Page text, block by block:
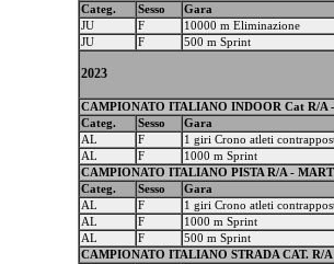
Categ.
Sesso Gara
JU
F 10000 m Eliminazione
JU
F 500 m Sprint
2023
CAMPIONATO ITALIANO INDOOR Cat R/A -
Categ.
Sesso Gara
AL
F 1 giri Crono atleti
AL
F 1000 m Sprint
CAMPIONATO ITALIANO PISTA R/A -
Categ.
Sesso Gara
AL
F 1 giri Crono atleti
AL
F 1000 m Sprint
AL
F 500 m Sprint
CAMPIONATO ITALIANO STRADA CAT. R/